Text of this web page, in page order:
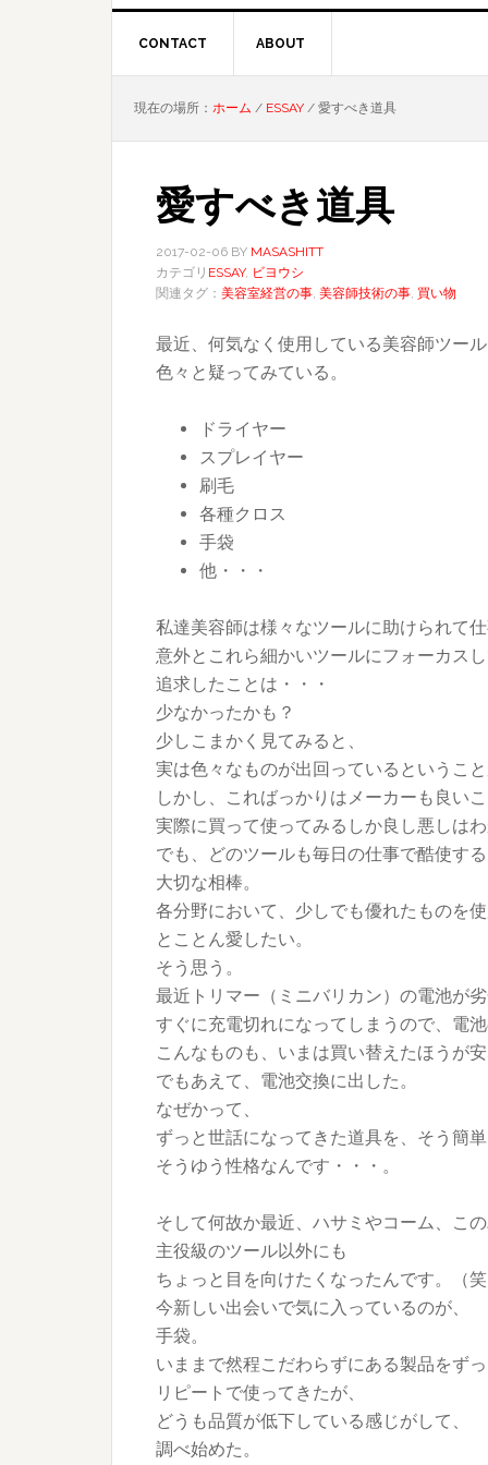
CONTACT ABOUT
現在の場所： ホーム / ESSAY / 愛すべき道具
愛すべき道具
2017-02-06 BY MASASHITT
カテゴリ ESSAY, ビヨウシ
関連タグ： 美容室経営の事, 美容師技術の事, 買い物
最近、何気なく使用している美容師ツー
色々と疑ってみている。
ドライヤー
スプレイヤー
刷毛
各種クロス
手袋
他・・・
私達美容師は様々なツールに助けられて
意外とこれら細かいツールにフォーカス
追求したことは・・・
少なかったかも？
少しこまかく見てみると、
実は色々なものが出回っているというこ
しかし、こればっかりはメーカーも良い
実際に買って使ってみるしか良し悪しは
でも、どのツールも毎日の仕事で酷使する
大切な相棒。
各分野において、少しでも優れたものを
とことん愛したい。
そう思う。
最近トリマー（ミニバリカン）の電池が
すぐに充電切れになってしまうので、電
こんなものも、いまは買い替えたほうが
でもあえて、電池交換に出した。
なぜかって、
ずっと世話になってきた道具を、そう簡
そうゆう性格なんです・・・。
そして何故か最近、ハサミやコーム、こ
主役級のツール以外にも
ちょっと目を向けたくなったんです。（
今新しい出会いで気に入っているのが、
手袋。
いままで然程こだわらずにある製品をず
リピートで使ってきたが、
どうも品質が低下している感じがして、
調べ始めた。